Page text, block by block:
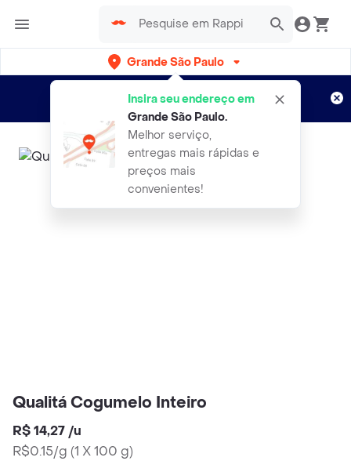
Grande São Paulo
Insira seu endereço em
Grande São Paulo.
Melhor serviço,
entregas mais rápidas e
preços mais
convenientes!
Entregas grátis por 15 dias!
Aplicam T&C
Qualitá Cogumelo Inteiro
R$ 14,27 /u
R$0.15/g (1 X 100 g)